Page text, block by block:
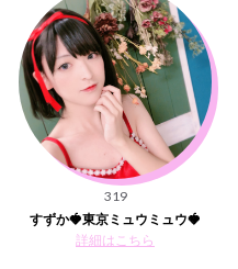
319
すずか🍓東京ミュウミュウ🍓
詳細はこちら